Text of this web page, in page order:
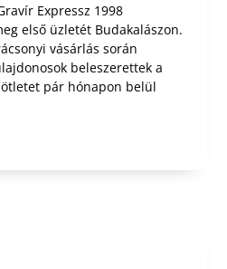
Expressz 1998
első üzletét Budakalászon.
vásárlás során
beleszerettek a
pár hónapon belül